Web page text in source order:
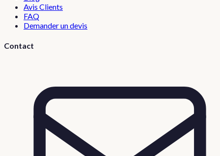
Avis Clients
FAQ
Demander un devis
Contact